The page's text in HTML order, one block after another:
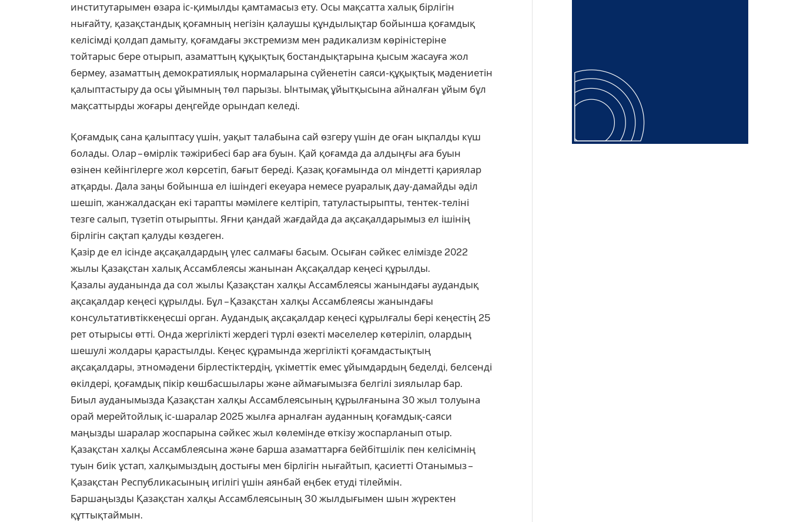
институтарымен өзара іс-қимылды қамтамасыз ету. Осы мақсатта халық бірлігін
нығайту, қазақстандық қоғамның негізін қалаушы құндылықтар бойынша қоғамдық
келісімді қолдап дамыту, қоғамдағы экстремизм мен радикализм көріністеріне
тойтарыс бере отырып, азаматтың құқықтық бостандықтарына қысым жасауға жол
бермеу, азаматтың демократиялық нормаларына сүйенетін саяси-құқықтық мәдениетін
қалыптастыру да осы ұйымның төл парызы. Ынтымақ ұйытқысына айналған ұйым бұл
мақсаттырды жоғары деңгейде орындап келеді.
Қоғамдық сана қалыптасу үшін, уақыт талабына сай өзгеру үшін де оған ықпалды күш
болады. Олар – өмірлік тәжірибесі бар аға буын. Қай қоғамда да алдыңғы аға буын
өзінен кейінгілерге жол көрсетіп, бағыт береді. Қазақ қоғамында ол міндетті қариялар
атқарды. Дала заңы бойынша ел ішіндегі екеуара немесе руаралық дау-дамайды әділ
шешіп, жанжалдасқан екі тарапты мәмілеге келтіріп, татуластырыпты, тентек-теліні
тезге салып, түзетіп отырыпты. Яғни қандай жағдайда да ақсақалдарымыз ел ішінің
бірлігін сақтап қалуды көздеген.
Қазір де ел ісінде ақсақалдардың үлес салмағы басым. Осыған сәйкес елімізде 2022
жылы Қазақстан халық Ассамблеясы жанынан Ақсақалдар кеңесі құрылды.
Қазалы ауданында да сол жылы Қазақстан халқы Ассамблеясы жанындағы аудандық
ақсақалдар кеңесі құрылды. Бұл – Қазақстан халқы Ассамблеясы жанындағы
консультативтіккеңесші орган. Аудандық ақсақалдар кеңесі құрылғалы бері кеңестің 25
рет отырысы өтті. Онда жергілікті жердегі түрлі өзекті мәселелер көтеріліп, олардың
шешулі жолдары қарастылды. Кеңес құрамында жергілікті қоғамдастықтың
ақсақалдары, этномәдени бірлестіктердің, үкіметтік емес ұйымдардың беделді, белсенді
өкілдері, қоғамдық пікір көшбасшылары және аймағымызға белгілі зиялылар бар.
Биыл ауданымызда Қазақстан халқы Ассамблеясының құрылғанына 30 жыл толуына
орай мерейтойлық іс-шаралар 2025 жылға арналған ауданның қоғамдық-саяси
маңызды шаралар жоспарына сәйкес жыл көлемінде өткізу жоспарланып отыр.
Қазақстан халқы Ассамблеясына және барша азаматтарға бейбітшілік пен келісімнің
туын биік ұстап, халқымыздың достығы мен бірлігін нығайтып, қасиетті Отанымыз –
Қазақстан Республикасының игілігі үшін аянбай еңбек етуді тілеймін.
Баршаңызды Қазақстан халқы Ассамблеясының 30 жылдығымен шын жүректен
құттықтаймын.